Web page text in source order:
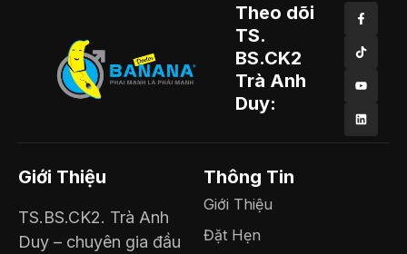
Theo dõi
TS.
BS.CK2
Trà Anh
Duy:
Giới Thiệu
TS.BS.CK2. Trà Anh
Duy – chuyên gia đầu
Thông Tin
Giới Thiệu
Đặt Hẹn